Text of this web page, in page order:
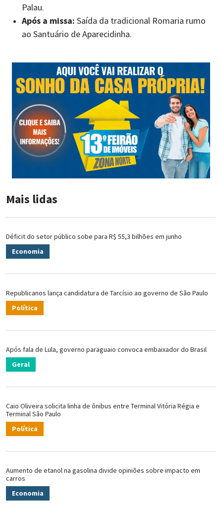
Palau.
Após a missa: Saída da tradicional Romaria rumo
ao Santuário de Aparecidinha.
Mais lidas
Déficit do setor público sobe para R$ 55,3 bilhões em junho
Economia
Republicanos lança candidatura de Tarcísio ao governo de São Paulo
Política
Após fala de Lula, governo paraguaio convoca embaixador do Brasil
Geral
Caio Oliveira solicita linha de ônibus entre Terminal Vitória Régia e
Terminal São Paulo
Política
Aumento de etanol na gasolina divide opiniões sobre impacto em
carros
Economia